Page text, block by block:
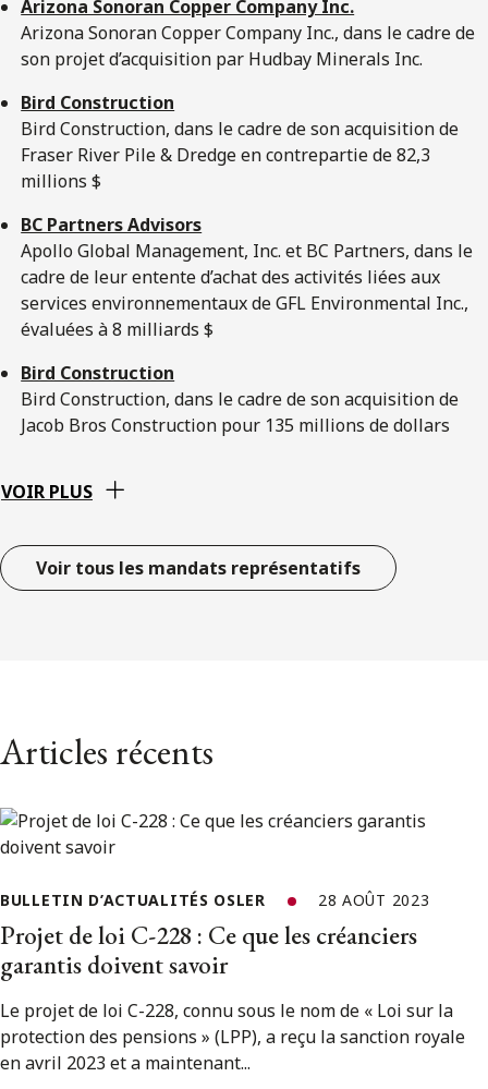
Arizona Sonoran Copper Company Inc.
Arizona Sonoran Copper Company Inc., dans le cadre de
son projet d’acquisition par Hudbay Minerals Inc.
Bird Construction
Bird Construction, dans le cadre de son acquisition de
Fraser River Pile & Dredge en contrepartie de 82,3
millions $
BC Partners Advisors
Apollo Global Management, Inc. et BC Partners, dans le
cadre de leur entente d’achat des activités liées aux
services environnementaux de GFL Environmental Inc.,
évaluées à 8 milliards $
Bird Construction
Bird Construction, dans le cadre de son acquisition de
Jacob Bros Construction pour 135 millions de dollars
VOIR PLUS
Voir tous les mandats représentatifs
Articles récents
BULLETIN D’ACTUALITÉS OSLER 28 AOÛT 2023
Projet de loi C-228 : Ce que les créanciers
garantis doivent savoir
Le projet de loi C-228, connu sous le nom de « Loi sur la
protection des pensions » (LPP), a reçu la sanction royale
en avril 2023 et a maintenant...